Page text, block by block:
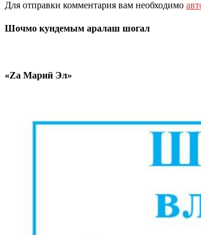
Для отправки комментария вам необходимо
Шочмо кундемым аралаш шогал
«Zа Марий Эл»